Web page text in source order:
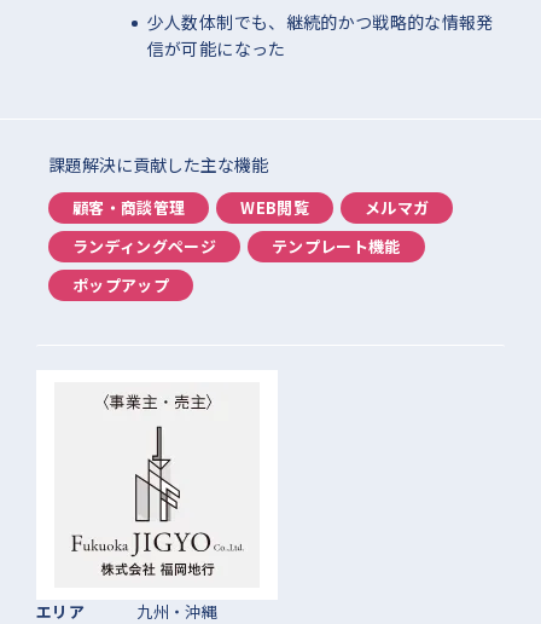
少人数体制でも、継続的かつ戦略的な情報発
信が可能になった
課題解決に貢献した主な機能
顧客・商談管理 WEB閲覧
メルマガ
ランディングページ
テンプレート機能
ポップアップ
エリア
九州・沖縄